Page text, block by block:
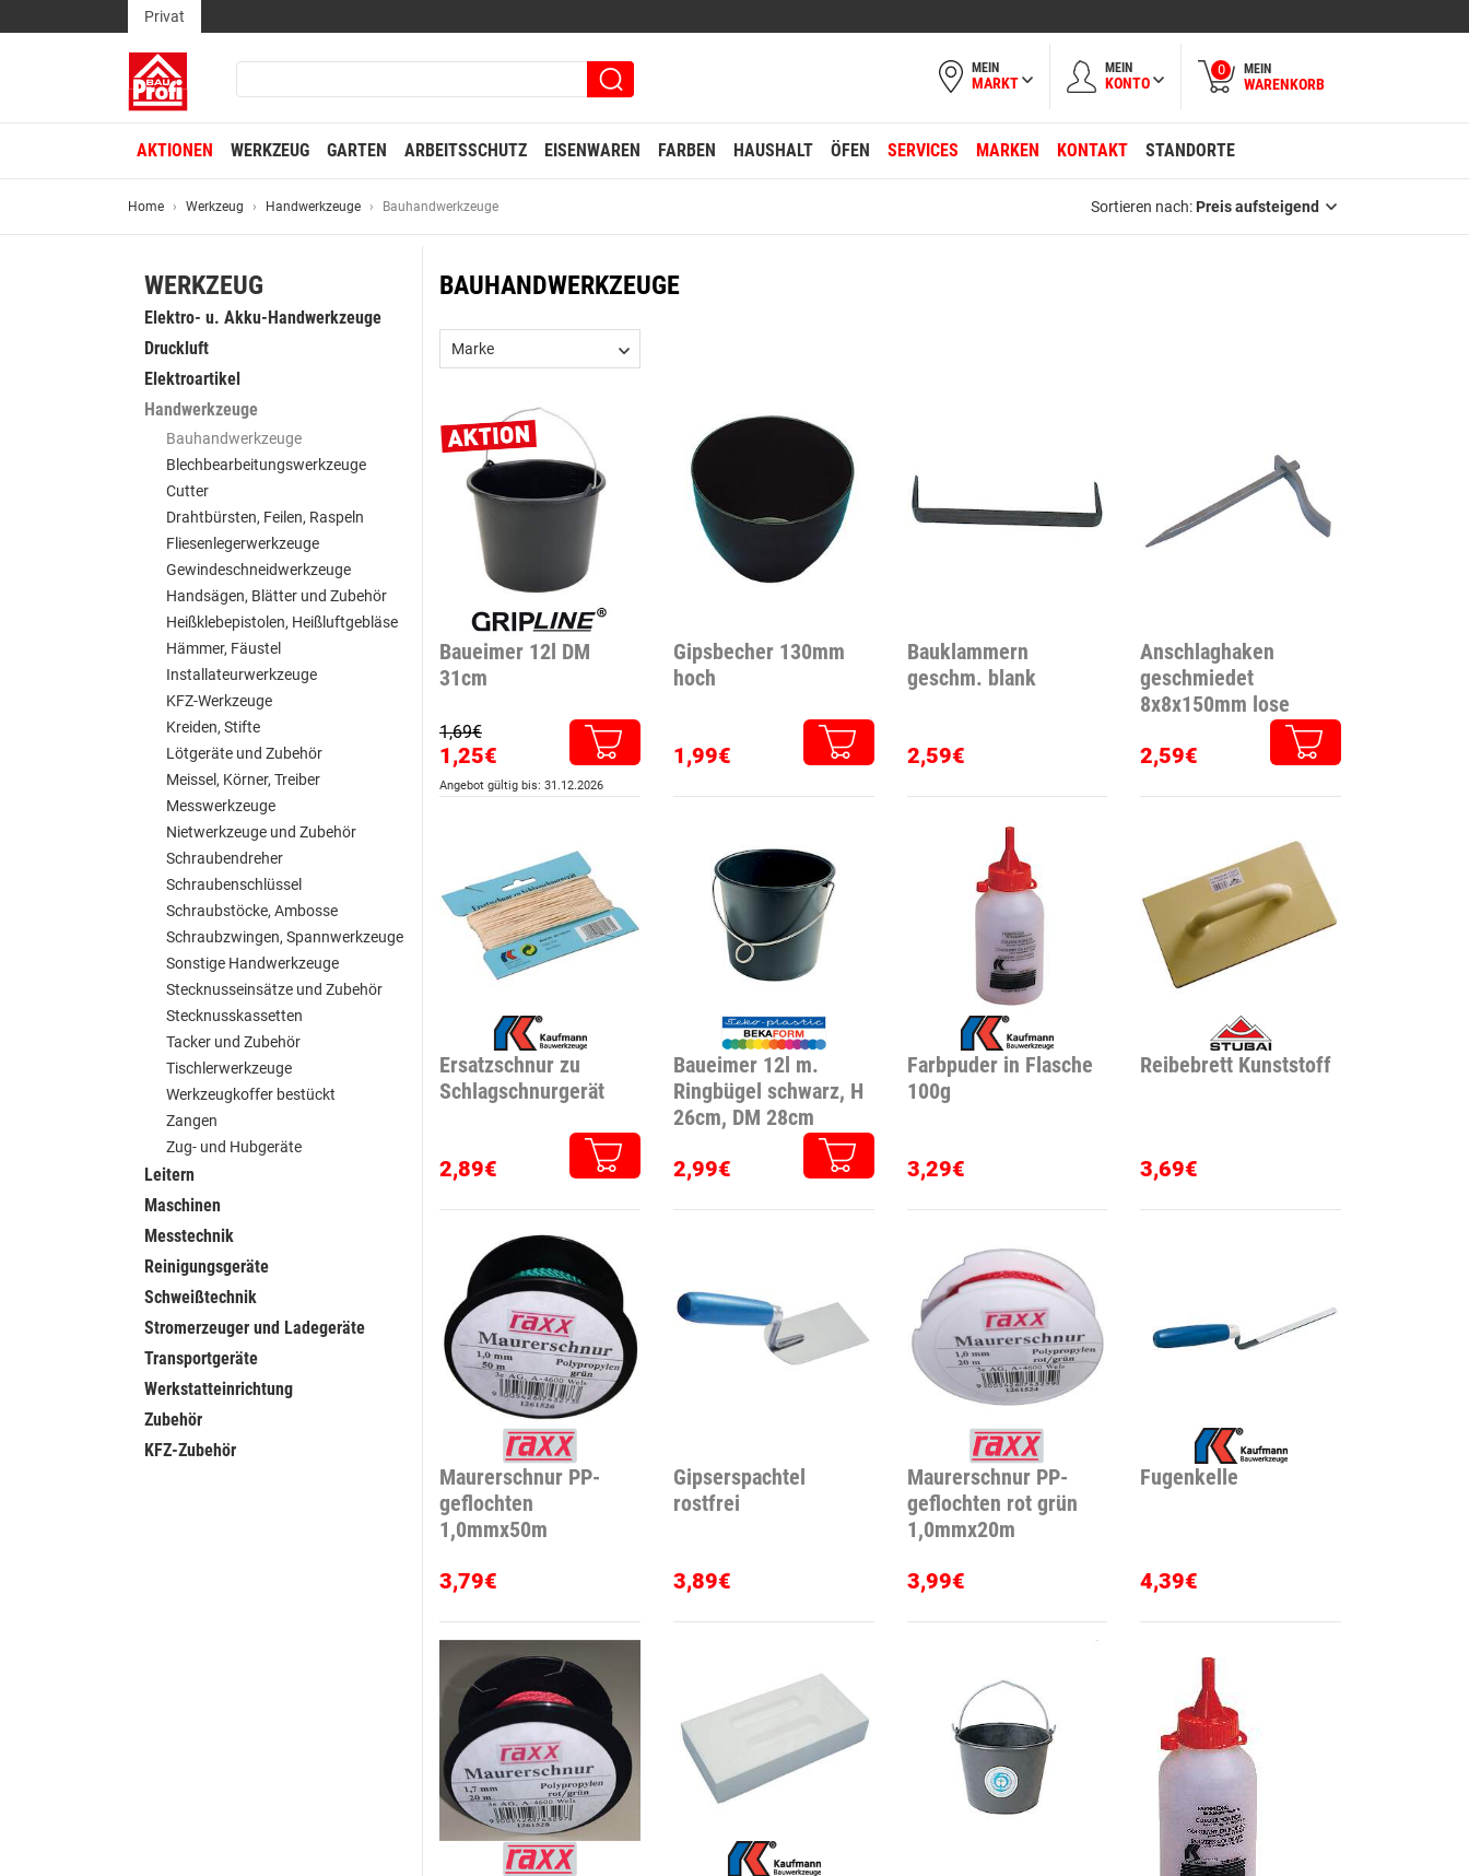
Privat
MEIN
MARKT
MEIN
KONTO
0 MEIN
WARENKORB
AKTIONEN WERKZEUG GARTEN ARBEITSSCHUTZ EISENWAREN FARBEN HAUSHALT ÖFEN SERVICES MARKEN KONTAKT STANDORTE
Home Werkzeug Handwerkzeuge Bauhandwerkzeuge Sortieren nach: Preis aufsteigend
WERKZEUG
Elektro- u. Akku-Handwerkzeuge
Druckluft
Elektroartikel
Handwerkzeuge
Bauhandwerkzeuge
Blechbearbeitungswerkzeuge
Cutter
Drahtbürsten, Feilen, Raspeln
Fliesenlegerwerkzeuge
Gewindeschneidwerkzeuge
Handsägen, Blätter und Zubehör
Heißklebepistolen, Heißluftgebläse
Hämmer, Fäustel
Installateurwerkzeuge
KFZ-Werkzeuge
Kreiden, Stifte
Lötgeräte und Zubehör
Meissel, Körner, Treiber
Messwerkzeuge
Nietwerkzeuge und Zubehör
Schraubendreher
Schraubenschlüssel
Schraubstöcke, Ambosse
Schraubzwingen, Spannwerkzeuge
Sonstige Handwerkzeuge
Stecknusseinsätze und Zubehör
Stecknusskassetten
Tacker und Zubehör
Tischlerwerkzeuge
Werkzeugkoffer bestückt
Zangen
Zug- und Hubgeräte
Leitern
Maschinen
Messtechnik
Reinigungsgeräte
Schweißtechnik
Stromerzeuger und Ladegeräte
Transportgeräte
Werkstatteinrichtung
Zubehör
KFZ-Zubehör
BAUHANDWERKZEUGE
Marke
Baueimer 12l DM
31cm
1,69€
1,25€
Angebot gültig bis: 31.12.2026
Gipsbecher 130mm
hoch
1,99€
Bauklammern
geschm. blank
2,59€
Anschlaghaken
geschmiedet
8x8x150mm lose
2,59€
Ersatzschnur zu
Schlagschnurgerät
2,89€
Baueimer 12l m.
Ringbügel schwarz, H
26cm, DM 28cm
2,99€
Farbpuder in Flasche
100g
3,29€
Reibebrett Kunststoff
3,69€
Maurerschnur PP-
geflochten
1,0mmx50m
3,79€
Gipserspachtel
rostfrei
3,89€
Maurerschnur PP-
geflochten rot grün
1,0mmx20m
3,99€
Fugenkelle
4,39€